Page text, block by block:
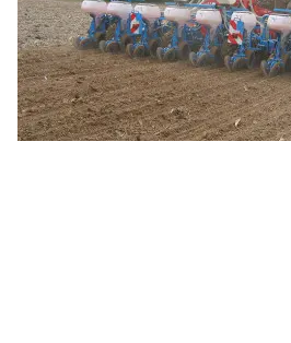
En maïs fourrage, le 1er avril au
sont des dates repères pour...
27 MARS 2025